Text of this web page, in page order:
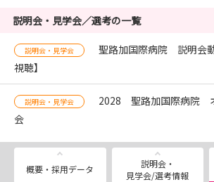
説明会・見学会／選考の一覧
説明会・見学会
聖路加国際病院 説明会
視聴】
説明会・見学会
2028 聖路加国際病院
会
概要・採用データ
説明会・
見学会/選考情報